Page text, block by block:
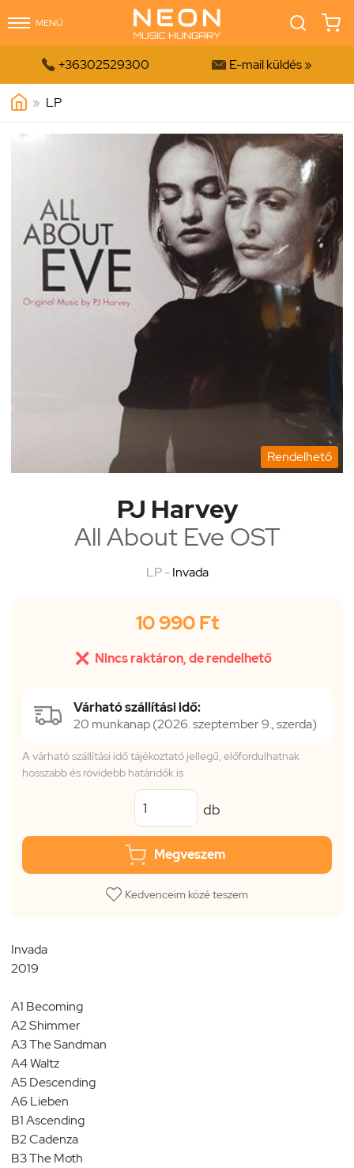
MENÜ
 +36302529300  E-mail küldés »
» LP
Rendelhető
PJ Harvey
All About Eve OST
LP -Invada
10 990 Ft
 Nincs raktáron, de rendelhető
Várható szállítási idő:
20 munkanap (2026. szeptember 9., szerda)
A várható szállítási idő tájékoztató jellegű, előfordulhatnak
hosszabb és rövidebb határidők is
db
Megveszem
Kedvenceim közé teszem
Invada
2019
A1 Becoming
A2 Shimmer
A3 The Sandman
A4 Waltz
A5 Descending
A6 Lieben
B1 Ascending
B2 Cadenza
B3 The Moth